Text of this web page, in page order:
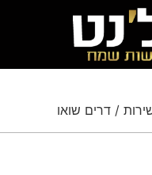
/ דרים שואו